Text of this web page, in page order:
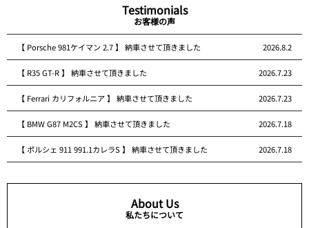
Testimonials
お客様の声
【 Porsche 981ケイマン 2.7 】 納車させて頂きました 2026.8.2
【 R35 GT-R 】 納車させて頂きました 2026.7.23
【 Ferrari カリフォルニア 】 納車させて頂きました 2026.7.23
【 BMW G87 M2CS 】 納車させて頂きました 2026.7.18
【 ポルシェ 911 991.1カレラS 】 納車させて頂きました 2026.7.18
About Us
私たちについて